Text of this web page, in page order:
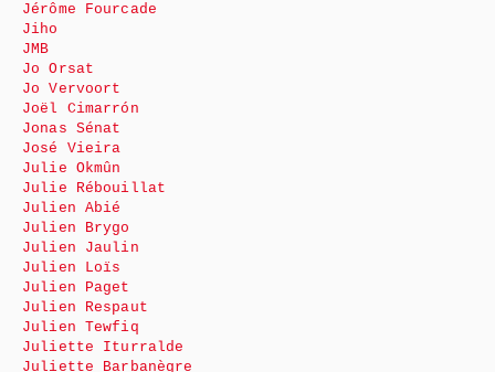
Jérôme Fourcade
Jiho
JMB
Jo Orsat
Jo Vervoort
Joël Cimarrón
Jonas Sénat
José Vieira
Julie Okmûn
Julie Rébouillat
Julien Abié
Julien Brygo
Julien Jaulin
Julien Loïs
Julien Paget
Julien Respaut
Julien Tewfiq
Juliette Iturralde
Juliette Barbanègre